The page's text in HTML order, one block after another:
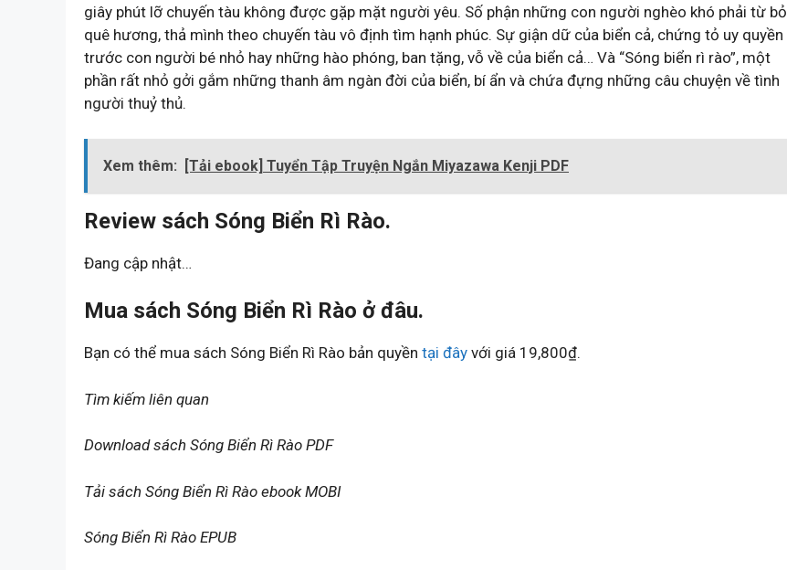
giây phút lỡ chuyến tàu không được gặp mặt người yêu. Số phận những con người nghèo khó phải từ bỏ
quê hương, thả mình theo chuyến tàu vô định tìm hạnh phúc. Sự giận dữ của biển cả, chứng tỏ uy quyền
trước con người bé nhỏ hay những hào phóng, ban tặng, vỗ về của biển cả… Và “Sóng biển rì rào”, một
phần rất nhỏ gởi gắm những thanh âm ngàn đời của biển, bí ẩn và chứa đựng những câu chuyện về tình
người thuỷ thủ.
Xem thêm: [Tải ebook] Tuyển Tập Truyện Ngắn Miyazawa Kenji PDF
Review sách Sóng Biển Rì Rào.
Đang cập nhật…
Mua sách Sóng Biển Rì Rào ở đâu.
Bạn có thể mua sách Sóng Biển Rì Rào bản quyền tại đây với giá 19,800₫.
Tìm kiếm liên quan
Download sách Sóng Biển Rì Rào PDF
Tải sách Sóng Biển Rì Rào ebook MOBI
Sóng Biển Rì Rào EPUB